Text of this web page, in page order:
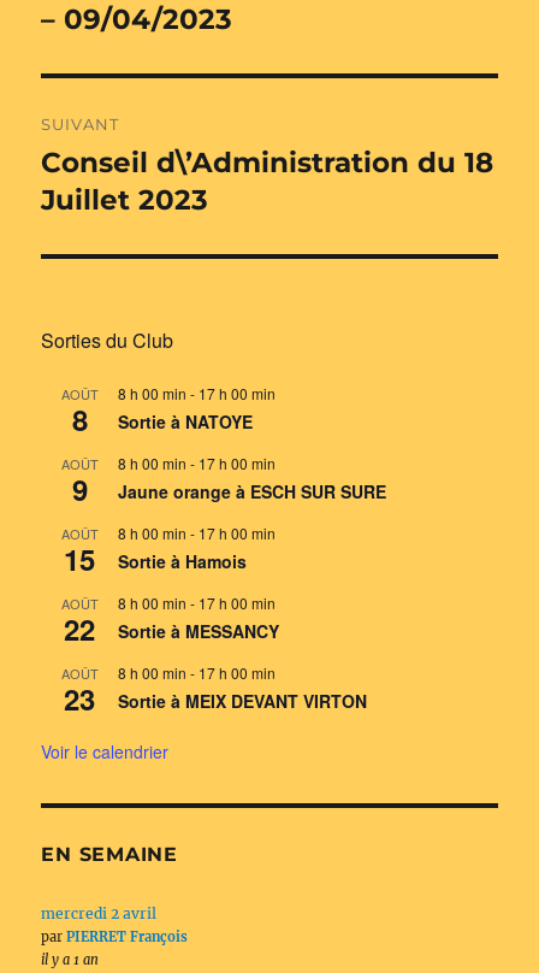
l’article
précédente :
– 09/04/2023
SUIVANT
Publication
suivante :
Conseil d\’Administration du 18
Juillet 2023
Sorties du Club
AOÛT
8
8 h 00 min - 17 h 00 min
Sortie à NATOYE
AOÛT
9
8 h 00 min - 17 h 00 min
Jaune orange à ESCH SUR SURE
AOÛT
15
8 h 00 min - 17 h 00 min
Sortie à Hamois
AOÛT
22
8 h 00 min - 17 h 00 min
Sortie à MESSANCY
AOÛT
23
8 h 00 min - 17 h 00 min
Sortie à MEIX DEVANT VIRTON
Voir le calendrier
EN SEMAINE
mercredi 2 avril
parPIERRET François
il y a 1 an